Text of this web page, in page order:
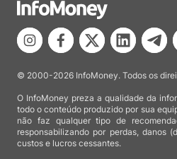
© 2000-2026 InfoMoney. Todos os
O InfoMoney preza a qualidade da
todo o conteúdo produzido por sua
não faz qualquer tipo de
responsabilizando por perdas, danos
custos e lucros cessantes.